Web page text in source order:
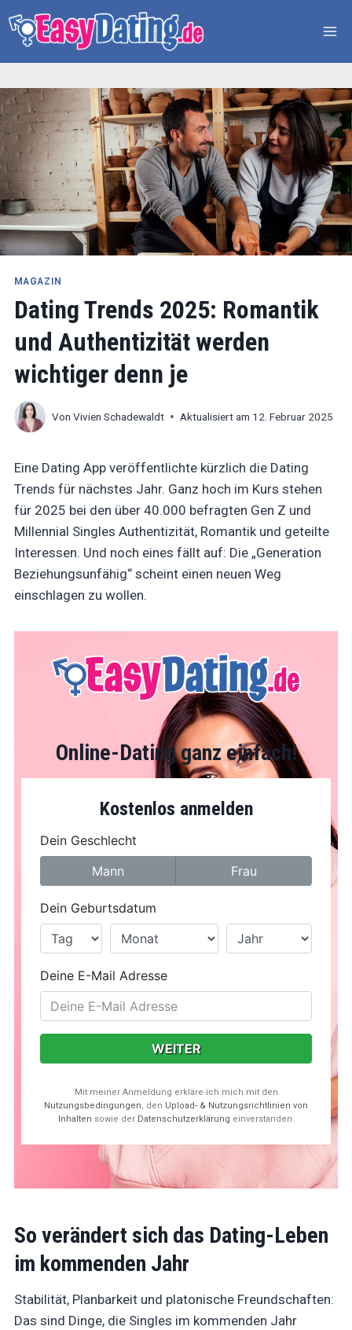
Inhalt
springen
MAGAZIN
Dating Trends 2025: Romantik
und Authentizität werden
wichtiger denn je
Von Vivien Schadewaldt Aktualisiert am 12. Februar 2025
Eine Dating App veröffentlichte kürzlich die Dating
Trends für nächstes Jahr. Ganz hoch im Kurs stehen
für 2025 bei den über 40.000 befragten Gen Z und
Millennial Singles Authentizität, Romantik und geteilte
Interessen. Und noch eines fällt auf: Die „Generation
Beziehungsunfähig“ scheint einen neuen Weg
einschlagen zu wollen.
Online-Dating ganz einfach!
Kostenlos anmelden
Mit meiner Anmeldung erkläre ich mich mit den
Nutzungsbedingungen, den Upload- & Nutzungsrichtlinien von
Inhalten sowie der Datenschutzerklärung einverstanden.
So verändert sich das Dating-Leben
im kommenden Jahr
Stabilität, Planbarkeit und platonische Freundschaften:
Das sind Dinge, die Singles im kommenden Jahr